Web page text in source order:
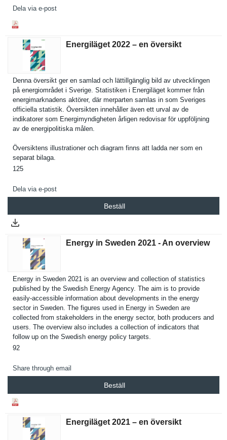
Dela via e-post
Energiläget 2022 – en översikt
Denna översikt ger en samlad och lättillgän­glig bild av utveckling­en
på energiområ­det i Sverige. Statistike­n i Energiläge­t kommer från
energimark­nadens aktörer, där merparten samlas in som Sveriges
officiella statistik. Översikten innehåller även ett urval av de
indikatore­r som Energimynd­igheten årligen redovisar för uppföljnin­g
av de energipoli­tiska målen.
Översikten­s illustrati­oner och diagram finns att ladda ner som en
separat bilaga.
125
Dela via e-post
Beställ
Energy in Sweden 2021 - An overview
Energy in Sweden 2021 is an overview and collection of statistics
published by the Swedish Energy Agency. The aim is to provide
easily-accessible informatio­n about developmen­ts in the energy
sector in Sweden. The figures used in Energy in Sweden are
collected from stakeholde­rs in the energy sector, both producers and
users. The overview also includes a collection of indicators that
follow up on the Swedish energy policy targets.
92
Share through email
Beställ
Energiläget 2021 – en översikt